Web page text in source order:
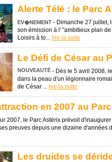
Alerte Télé : le Parc
EV�NEMENT - Dimanche 27 juillet,
son émission à l' "ambitieux plan
Loisirs à to... lire la suite
Le Défi de César au
NOUVEAUTÉ - Dès le 5 avril 2008,
dans la peau d'un légionnaire
de César ... lire la suite
en 2007 au
2007, le Parc Astérix prévoit
preuves depuis une dizaine d'années
Les druides se